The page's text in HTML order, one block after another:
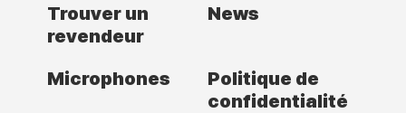
Trouver un
revendeur
News
Microphones
Politique de
confidentialité